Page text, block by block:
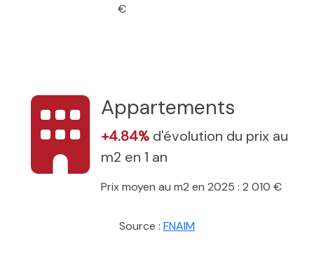
€
Appartements
+4.84% d'évolution du prix au
m2 en 1 an
Prix moyen au m2 en 2025 : 2 010 €
Source : FNAIM